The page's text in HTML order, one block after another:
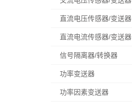
直流电压传感器/变送器
直流电流传感器/变送器
信号隔离器/转换器
功率变送器
功率因素变送器